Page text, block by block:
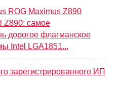
ROG Maximus Z890
Z890: самое
дорогое флагманское
Intel LGA1851...
зарегистрированного ИП